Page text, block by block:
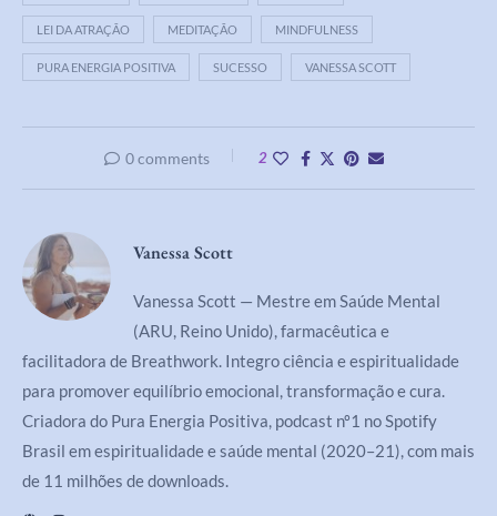
LEI DA ATRAÇÃO MEDITAÇÃO MINDFULNESS
PURA ENERGIA POSITIVA SUCESSO VANESSA SCOTT
0 comments 2
Vanessa Scott
Vanessa Scott — Mestre em Saúde Mental
(ARU, Reino Unido), farmacêutica e
facilitadora de Breathwork. Integro ciência e espiritualidade
para promover equilíbrio emocional, transformação e cura.
Criadora do Pura Energia Positiva, podcast nº1 no Spotify
Brasil em espiritualidade e saúde mental (2020–21), com mais
de 11 milhões de downloads.